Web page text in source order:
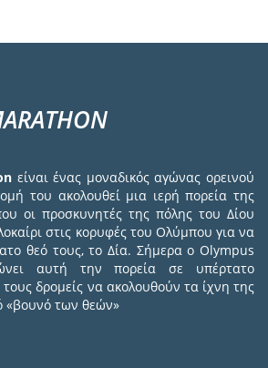
είναι ένας μοναδικός αγώνας ορεινού
του ακολουθεί μια ιερή πορεία της
οι προσκυνητές της πόλης του Δίου
στις κορυφές του Ολύμπου για να
θεό τους, το Δία. Σήμερα ο Olympus
αυτή την πορεία σε υπέρτατο
τους δρομείς να ακολουθούν τα ίχνη της
«βουνό των θεών»